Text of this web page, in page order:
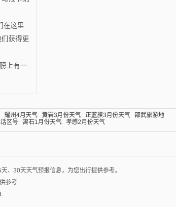
在这里
获得更
上有一
耀州4月天气 黄岩3月份天气 正蓝旗3月份天气
邵武旅游地
区号 离石1月份天气 孝感2月份天气
、30天天气预报信息，为您出行提供参考。
参考